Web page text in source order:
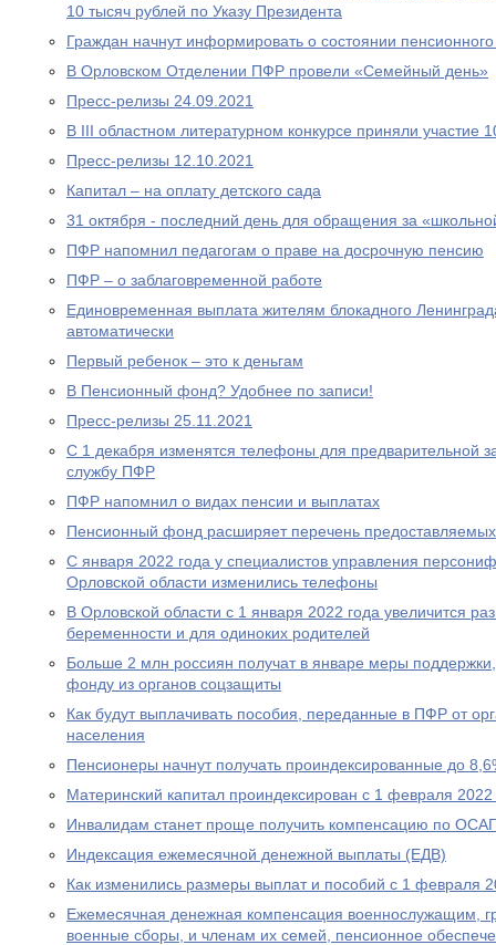
10 тысяч рублей по Указу Президента
Граждан начнут информировать о состоянии
В Орловском Отделении ПФР провели «Семейный день»
Пресс-релизы 24.09.2021
В III областном литературном конкурсе приняли участие
Пресс-релизы 12.10.2021
Капитал – на оплату детского сада
31 октября - последний день для обращения за
ПФР напомнил педагогам о праве на досрочную пенсию
ПФР – о заблаговременной работе
Единовременная выплата жителям блокадного
автоматически
Первый ребенок – это к деньгам
В Пенсионный фонд? Удобнее по записи!
Пресс-релизы 25.11.2021
С 1 декабря изменятся телефоны для предварительной
службу ПФР
ПФР напомнил о видах пенсии и выплатах
Пенсионный фонд расширяет перечень
С января 2022 года у специалистов управления
Орловской области изменились телефоны
В Орловской области с 1 января 2022 года увеличится
беременности и для одиноких родителей
Больше 2 млн россиян получат в январе меры
фонду из органов соцзащиты
Как будут выплачивать пособия, переданные в ПФР от
населения
Пенсионеры начнут получать проиндексированные до
Материнский капитал проиндексирован с 1 февраля 2022
Инвалидам станет проще получить компенсацию по
Индексация ежемесячной денежной выплаты (ЕДВ)
Как изменились размеры выплат и пособий с 1 февраля
Ежемесячная денежная компенсация военнослужащим,
военные сборы, и членам их семей, пенсионное